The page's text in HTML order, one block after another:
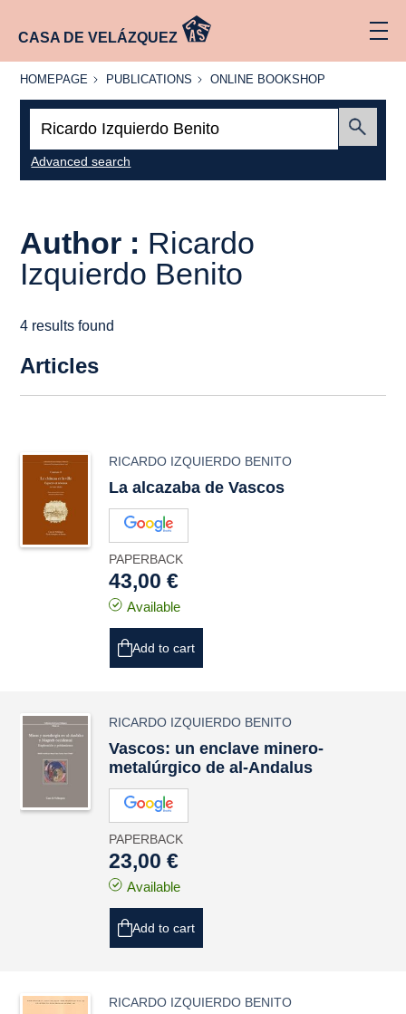
CASA DE VELÁZQUEZ
HOMEPAGE
HOMEPAGE PUBLICATIONS
PUBLICATIONS
ONLINE
ONLINE BOOKSHOP
Advanced search
Author : Ricardo
Izquierdo Benito
4 results found
Articles
RICARDO IZQUIERDO BENITO
La alcazaba de Vascos
PAPERBACK
43,00 €
Available
Add to cart
RICARDO IZQUIERDO BENITO
Vascos: un enclave minero-
metalúrgico de al-Andalus
PAPERBACK
23,00 €
Available
Add to cart
RICARDO IZQUIERDO BENITO